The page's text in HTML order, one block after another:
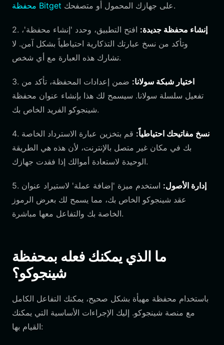
محفظة Bitget
على جهازك المحمول أو متصفحك.
2. إنشاء محفظة جديدة: افتح التطبيق، وحدد 'إنشاء محفظة'،
وتأكد من نسخ عبارتك التذكارية احتياطياً بشكل آمن. لا
تشارك هذه العبارة مع أي شخص.
3. اختيار شبكة سولانا: ضمن إعدادات المحفظة، تأكد من
تفعيل سلسلة سولانا. سيسمح لك هذا بإنشاء عنوان محفظة
شينجوكو الفريد الخاص بك.
4. نسخ مفاتيحك احتياطياً: قم بتخزين عبارة الاسترداد الخاصة
بك في مكان غير متصل بالإنترنت، لأن هذه هي الطريقة
الوحيدة لاستعادة أموالك إذا فقدت جهازك.
5. إدارة الأصول: استخدم ميزة 'إضافة عملة' لاستيراد عنوان
عقد شينجوكو الخاص بك، مما يسمح لك بعرض الرموز
الخاصة بك والتفاعل معها مباشرة.
ما الذي يمكنك فعله بمحفظة
شينجوكو؟
باستخدام محفظة مهيأة بشكل صحيح، يمكنك التفاعل الكامل
مع منصة شينجوكو. إليك الإجراءات الأساسية التي يمكنك
القيام بها: